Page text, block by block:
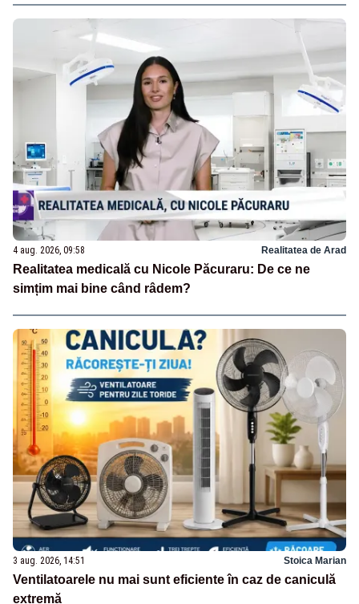
4 aug. 2026, 09:58 Realitatea de Arad
Realitatea medicală cu Nicole Păcuraru: De ce ne
simțim mai bine când râdem?
3 aug. 2026, 14:51 Stoica Marian
Ventilatoarele nu mai sunt eficiente în caz de caniculă
extremă